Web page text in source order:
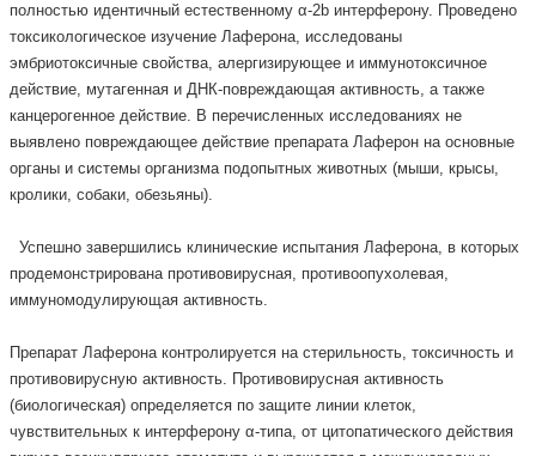
полностью идентичный естественному α-2b интерферону. Проведено
токсикологическое изучение Лаферона, исследованы
эмбриотоксичные свойства, алергизирующее и иммунотоксичное
действие, мутагенная и ДНК-повреждающая активность, а также
канцерогенное действие. В перечисленных исследованиях не
выявлено повреждающее действие препарата Лаферон на основные
органы и системы организма подопытных животных (мыши, крысы,
кролики, собаки, обезьяны).
Успешно завершились клинические испытания Лаферона, в которых
продемонстрирована противовирусная, противоопухолевая,
иммуномодулирующая активность.
Препарат Лаферона контролируется на стерильность, токсичность и
противовирусную активность. Противовирусная активность
(биологическая) определяется по защите линии клеток,
чувствительных к интерферону α-типа, от цитопатического действия